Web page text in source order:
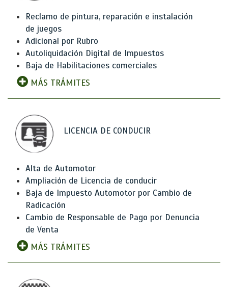
Reclamo de pintura, reparación e instalación
de juegos
Adicional por Rubro
Autoliquidación Digital de Impuestos
Baja de Habilitaciones comerciales
MÁS TRÁMITES
LICENCIA DE CONDUCIR
Alta de Automotor
Ampliación de Licencia de conducir
Baja de Impuesto Automotor por Cambio de
Radicación
Cambio de Responsable de Pago por Denuncia
de Venta
MÁS TRÁMITES